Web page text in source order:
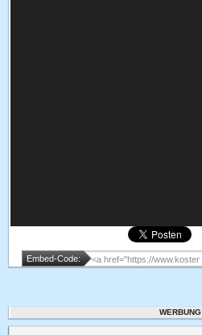
Embed-Code:
WERBUNG